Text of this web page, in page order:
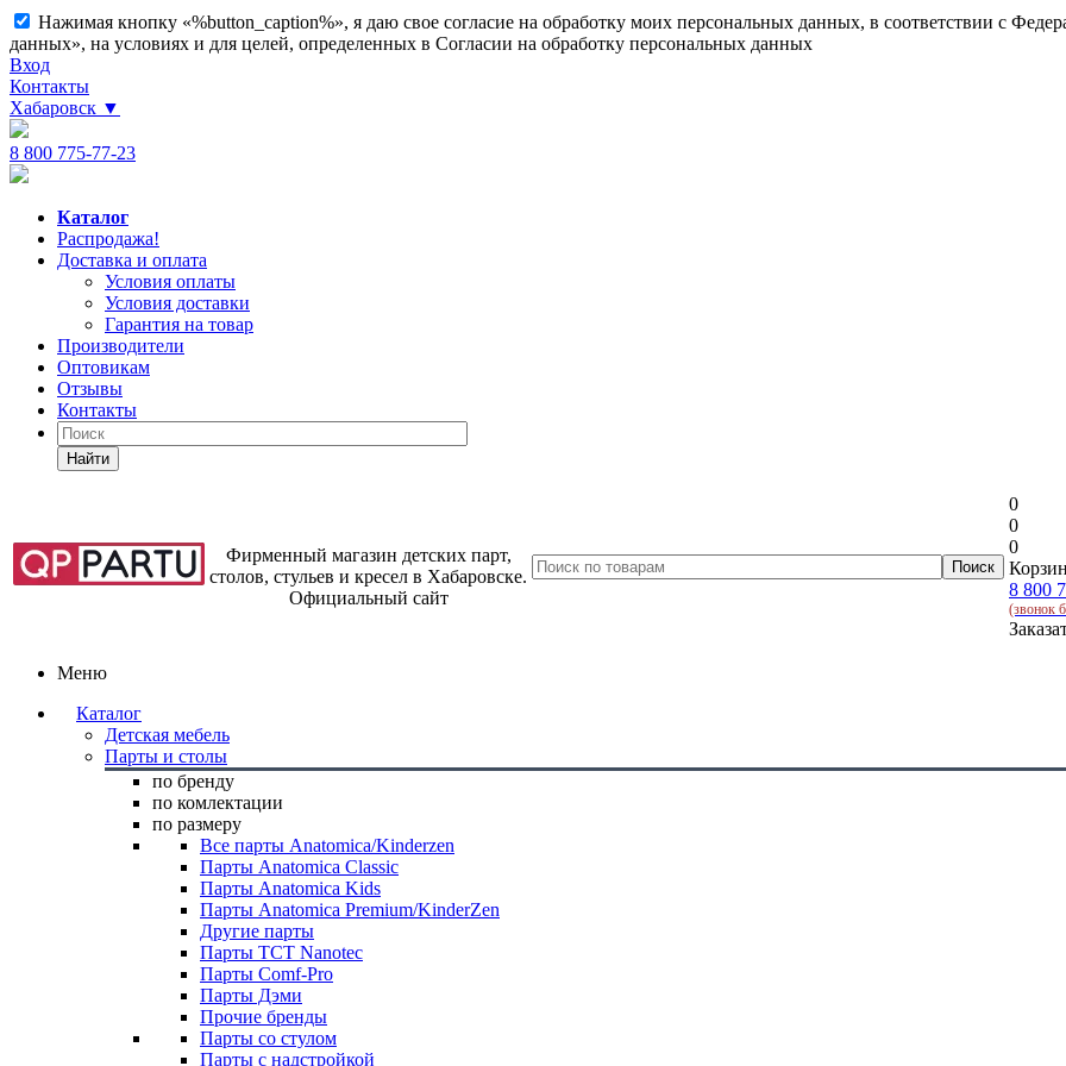
Нажимая кнопку «%button_caption%», я даю свое согласие на обработку моих персональных данных, в соответствии с
данных», на условиях и для целей, определенных в Согласии на обработку персональных данных
Вход
Контакты
Хабаровск ▼
8 800 775-77-23
Каталог
Распродажа!
Доставка и оплата
Условия оплаты
Условия доставки
Гарантия на товар
Производители
Оптовикам
Отзывы
Контакты
Найти
Фирменный магазин детских парт,
столов, стульев и кресел в Хабаровске.
Официальный сайт
0
0
0
8 800
(звонок
Меню
Каталог
Детская мебель
Парты и столы
по бренду
по комлектации
по размеру
Все парты Anatomica/Kinderzen
Парты Anatomica Classic
Парты Anatomica Kids
Парты Anatomica Premium/KinderZen
Другие парты
Парты TCT Nanotec
Парты Comf-Pro
Парты Дэми
Прочие бренды
Парты со стулом
Парты с надстройкой